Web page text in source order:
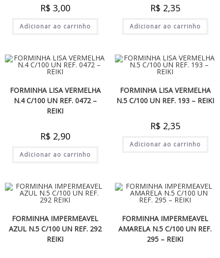
R$ 3,00
Adicionar ao carrinho
R$ 2,35
Adicionar ao carrinho
FORMINHA LISA VERMELHA
N.4 C/100 UN REF. 0472 –
REIKI
R$ 2,90
Adicionar ao carrinho
FORMINHA LISA VERMELHA
N.5 C/100 UN REF. 193 – REIKI
R$ 2,35
Adicionar ao carrinho
FORMINHA IMPERMEAVEL
AZUL N.5 C/100 UN REF. 292
REIKI
FORMINHA IMPERMEAVEL
AMARELA N.5 C/100 UN REF.
295 – REIKI